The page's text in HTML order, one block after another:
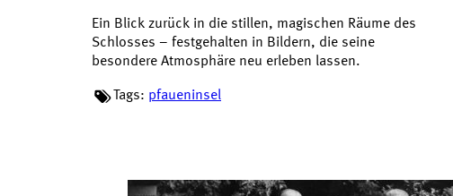
Ein Blick zurück in die stillen, magischen Räume des
Schlosses – festgehalten in Bildern, die seine
besondere Atmosphäre neu erleben lassen.
Tags: pfaueninsel